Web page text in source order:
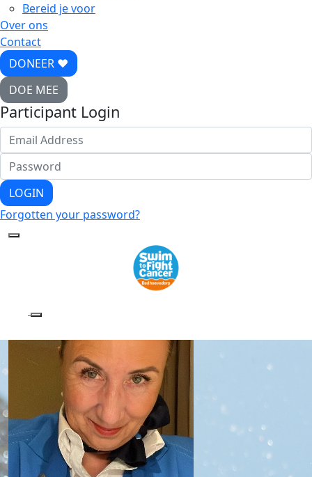
Bereid je voor
Over ons
Contact
DONEER ♥
DOE MEE
Participant Login
LOGIN
Forgotten your password?